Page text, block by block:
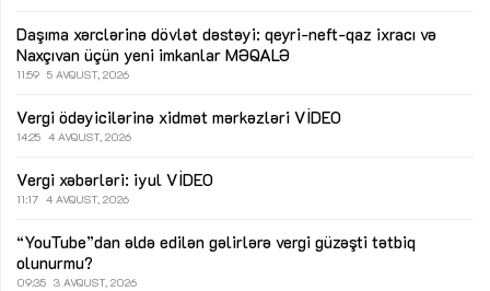
Daşıma xərclərinə dövlət dəstəyi: qeyri-neft-qaz ixracı və
Naxçıvan üçün yeni imkanlar MƏQALƏ
11:59 5 AVQUST, 2026
Vergi ödəyicilərinə xidmət mərkəzləri VİDEO
14:25 4 AVQUST, 2026
Vergi xəbərləri: iyul VİDEO
11:17 4 AVQUST, 2026
“YouTube”dan əldə edilən gəlirlərə vergi güzəşti tətbiq
olunurmu?
09:35 3 AVQUST, 2026